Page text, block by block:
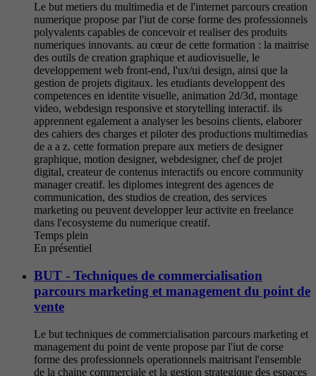
Le but metiers du multimedia et de l'internet parcours creation
numerique propose par l'iut de corse forme des professionnels
polyvalents capables de concevoir et realiser des produits
numeriques innovants. au cœur de cette formation : la maitrise
des outils de creation graphique et audiovisuelle, le
developpement web front-end, l'ux/ui design, ainsi que la
gestion de projets digitaux. les etudiants developpent des
competences en identite visuelle, animation 2d/3d, montage
video, webdesign responsive et storytelling interactif. ils
apprennent egalement a analyser les besoins clients, elaborer
des cahiers des charges et piloter des productions multimedias
de a a z. cette formation prepare aux metiers de designer
graphique, motion designer, webdesigner, chef de projet
digital, createur de contenus interactifs ou encore community
manager creatif. les diplomes integrent des agences de
communication, des studios de creation, des services
marketing ou peuvent developper leur activite en freelance
dans l'ecosysteme du numerique creatif.
Temps plein
En présentiel
BUT - Techniques de commercialisation
parcours marketing et management du point de
vente
Le but techniques de commercialisation parcours marketing et
management du point de vente propose par l'iut de corse
forme des professionnels operationnels maitrisant l'ensemble
de la chaine commerciale et la gestion strategique des espaces